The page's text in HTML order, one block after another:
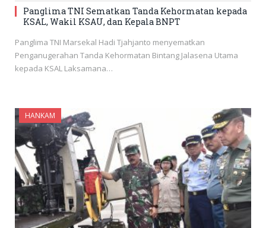
Panglima TNI Sematkan Tanda Kehormatan kepada
KSAL, Wakil KSAU, dan Kepala BNPT
Panglima TNI Marsekal Hadi Tjahjanto menyematkan
Penganugerahan Tanda Kehormatan Bintang Jalasena Utama
kepada KSAL Laksamana…
HANKAM